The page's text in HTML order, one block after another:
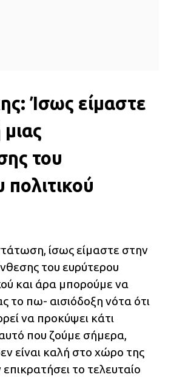
Ίσως είμαστε
του
ίσως είμαστε στην
του ευρύτερου
και άρα μπορούμε να
το πω- αισιόδοξη νότα ότι
να προκύψει κάτι
που ζούμε σήμερα,
είναι καλή στο χώρο της
το τελευταίο